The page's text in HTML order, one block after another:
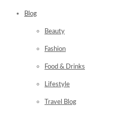
Blog
Beauty
Fashion
Food & Drinks
Lifestyle
Travel Blog